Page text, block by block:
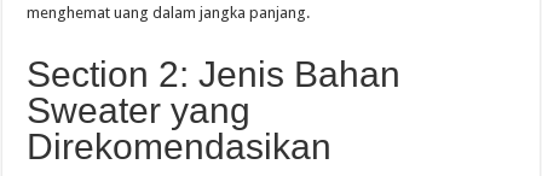
menghemat uang dalam jangka panjang.
Section 2: Jenis Bahan
Sweater yang
Direkomendasikan